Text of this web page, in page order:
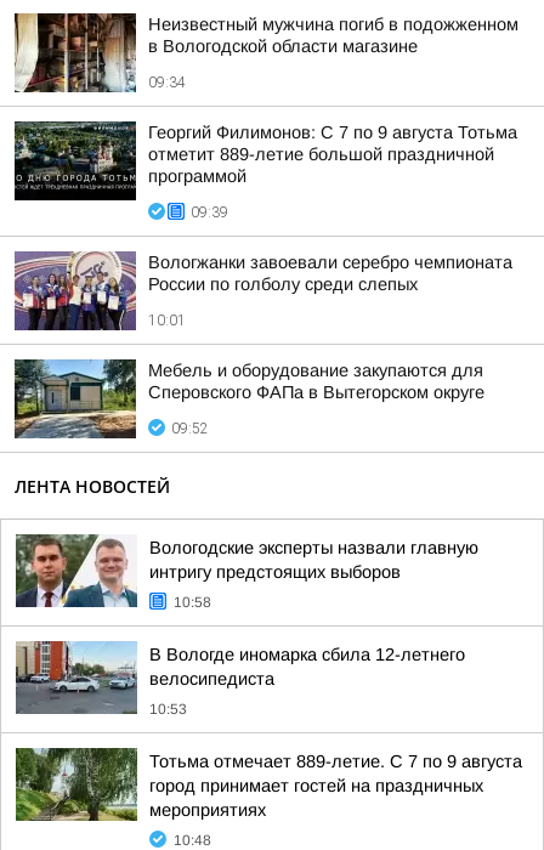
Неизвестный мужчина погиб в подожженном
в Вологодской области магазине
09:34
Георгий Филимонов: С 7 по 9 августа Тотьма
отметит 889-летие большой праздничной
программой
09:39
Вологжанки завоевали серебро чемпионата
России по голболу среди слепых
10:01
Мебель и оборудование закупаются для
Сперовского ФАПа в Вытегорском округе
09:52
ЛЕНТА НОВОСТЕЙ
Вологодские эксперты назвали главную
интригу предстоящих выборов
10:58
В Вологде иномарка сбила 12-летнего
велосипедиста
10:53
Тотьма отмечает 889-летие. С 7 по 9 августа
город принимает гостей на праздничных
мероприятиях
10:48